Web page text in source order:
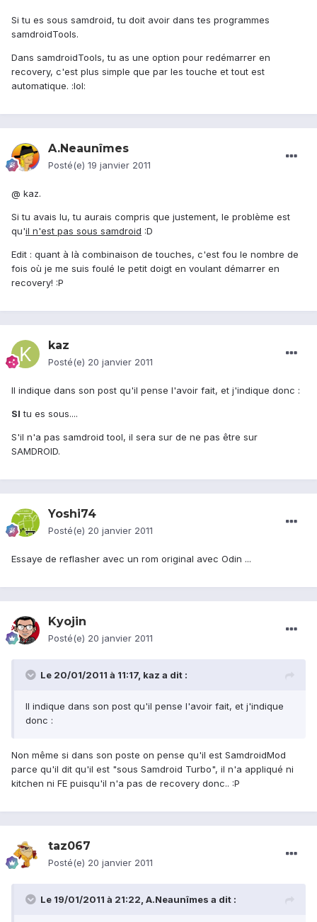
Si tu es sous samdroid, tu doit avoir dans tes programmes
samdroidTools.
Dans samdroidTools, tu as une option pour redémarrer en
recovery, c'est plus simple que par les touche et tout est
automatique. :lol:
A.Neaunîmes
Posté(e) 19 janvier 2011
@ kaz.
Si tu avais lu, tu aurais compris que justement, le problème est
qu'il n'est pas sous samdroid :D
Edit : quant à là combinaison de touches, c'est fou le nombre de
fois où je me suis foulé le petit doigt en voulant démarrer en
recovery! :P
kaz
Posté(e) 20 janvier 2011
Il indique dans son post qu'il pense l'avoir fait, et j'indique donc :
SI tu es sous....
S'il n'a pas samdroid tool, il sera sur de ne pas être sur
SAMDROID.
Yoshi74
Posté(e) 20 janvier 2011
Essaye de reflasher avec un rom original avec Odin ...
Kyojin
Posté(e) 20 janvier 2011
Le 20/01/2011 à 11:17, kaz a dit :
Il indique dans son post qu'il pense l'avoir fait, et j'indique
donc :
Non même si dans son poste on pense qu'il est SamdroidMod
parce qu'il dit qu'il est "sous Samdroid Turbo", il n'a appliqué ni
kitchen ni FE puisqu'il n'a pas de recovery donc.. :P
taz067
Posté(e) 20 janvier 2011
Le 19/01/2011 à 21:22, A.Neaunîmes a dit :